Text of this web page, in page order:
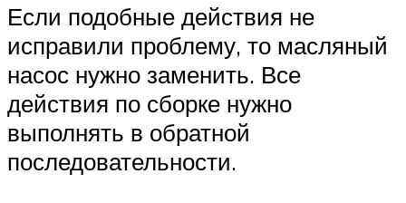
Если подобные действия не
исправили проблему, то масляный
насос нужно заменить. Все
действия по сборке нужно
выполнять в обратной
последовательности.